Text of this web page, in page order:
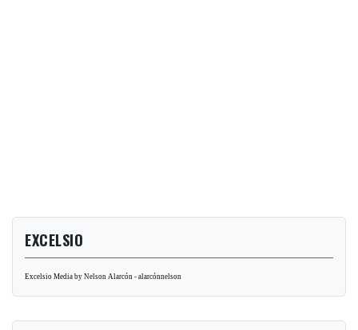
EXCELSIO
Excelsio Media by Nelson Alarcón - alarcónnelson